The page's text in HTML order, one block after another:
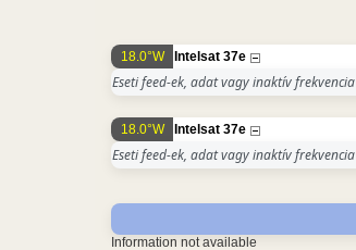
18.0°W Intelsat 37e
Eseti feed-ek, adat vagy inaktív frekvencia
18.0°W Intelsat 37e
Eseti feed-ek, adat vagy inaktív frekvencia
Information not available